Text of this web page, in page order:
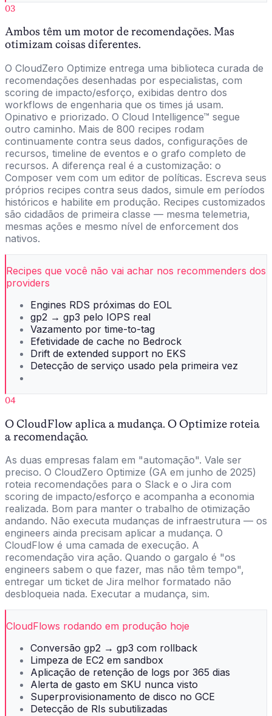
03
Ambos têm um motor de recomendações. Mas
otimizam coisas diferentes.
O CloudZero Optimize entrega uma biblioteca curada de
recomendações desenhadas por especialistas, com
scoring de impacto/esforço, exibidas dentro dos
workflows de engenharia que os times já usam.
Opinativo e priorizado. O Cloud Intelligence™ segue
outro caminho. Mais de 800 recipes rodam
continuamente contra seus dados, configurações de
recursos, timeline de eventos e o grafo completo de
recursos. A diferença real é a customização: o
Composer vem com um editor de políticas. Escreva seus
próprios recipes contra seus dados, simule em períodos
históricos e habilite em produção. Recipes customizados
são cidadãos de primeira classe — mesma telemetria,
mesmas ações e mesmo nível de enforcement dos
nativos.
Recipes que você não vai achar nos recommenders dos
providers
Engines RDS próximas do EOL
gp2 → gp3 pelo IOPS real
Vazamento por time-to-tag
Efetividade de cache no Bedrock
Drift de extended support no EKS
Detecção de serviço usado pela primeira vez
04
O CloudFlow aplica a mudança. O Optimize roteia
a recomendação.
As duas empresas falam em "automação". Vale ser
preciso. O CloudZero Optimize (GA em junho de 2025)
roteia recomendações para o Slack e o Jira com
scoring de impacto/esforço e acompanha a economia
realizada. Bom para manter o trabalho de otimização
andando. Não executa mudanças de infraestrutura — os
engineers ainda precisam aplicar a mudança. O
CloudFlow é uma camada de execução. A
recomendação vira ação. Quando o gargalo é "os
engineers sabem o que fazer, mas não têm tempo",
entregar um ticket de Jira melhor formatado não
desbloqueia nada. Executar a mudança, sim.
CloudFlows rodando em produção hoje
Conversão gp2 → gp3 com rollback
Limpeza de EC2 em sandbox
Aplicação de retenção de logs por 365 dias
Alerta de gasto em SKU nunca visto
Superprovisionamento de disco no GCE
Detecção de RIs subutilizadas